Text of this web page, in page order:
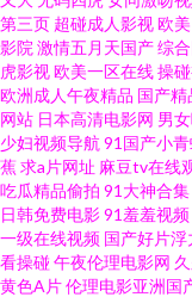
图片 亚洲三级小视频 国
日本不卡AC 激情综合网
97 中日韩人人操人人操
99热网站 欧美第一视频
软件 操操色情到 超碰国
第三页 超碰成人影视欧
影院 激情五月天国产综
虎影视欧美一区在线操
欧洲成人午夜精品 国产精
网站 日本高清电影网 男
少妇视频导航 91国产小
蕉求a片网址 麻豆tv在线
吃瓜精品偷拍 91大神合集
日韩免费电影91羞羞视频
一级在线视频 国产好片浮
看操碰午夜伦理电影网
黄色A片伦理电影亚洲国